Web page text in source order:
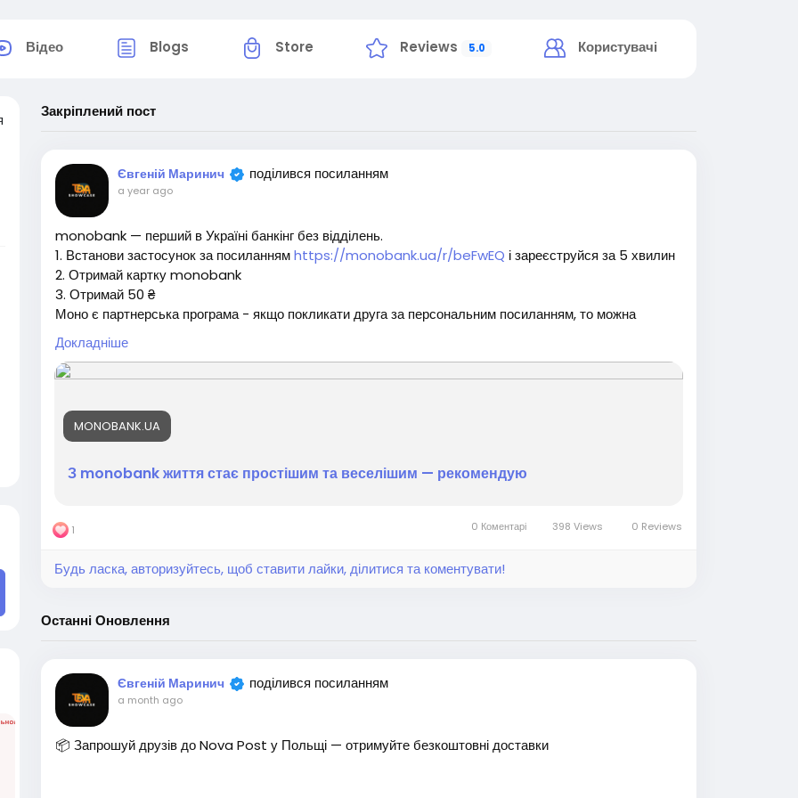
Відео Blogs Store Reviews 5.0 Користувачі
Закріплений пост
Євгеній Маринич поділився посиланням
a year ago
monobank — перший в Україні банкінг без відділень.
1. Встанови застосунок за посиланнямhttps://monobank.ua/r/beFwEQ і зареєструйся за 5 хвилин
2. Отримай картку monobank
3. Отримай 50 ₴
Моно є партнерська програма - якщо покликати друга за персональним посиланням, то можна
заробити 50 ₴
#заробіток
#партнерськапрограма
#ОнлайнРобота#ПасивнийДохід
Докладніше
MONOBANK.UA
З monobank життя стає простішим та веселішим — рекомендую
1 0 Коментарі 398 Views 0 Reviews
Будь ласка, авторизуйтесь, щоб ставити лайки, ділитися та коментувати!
Останні Оновлення
Євгеній Маринич поділився посиланням
a month ago
📦 Запрошуй друзів до Nova Post у Польщі — отримуйте безкоштовні доставки